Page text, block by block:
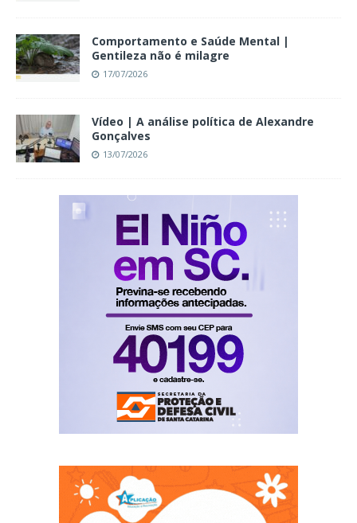
Comportamento e Saúde Mental |
Gentileza não é milagre
17/07/2026
Vídeo | A análise política de Alexandre
Gonçalves
13/07/2026